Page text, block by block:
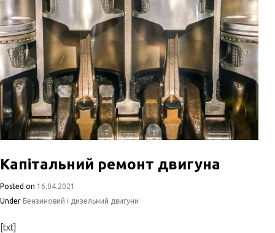
Капітальний ремонт двигуна
Posted on 16.04.2021
Under Бензиновий і дизельний двигуни
[txt]